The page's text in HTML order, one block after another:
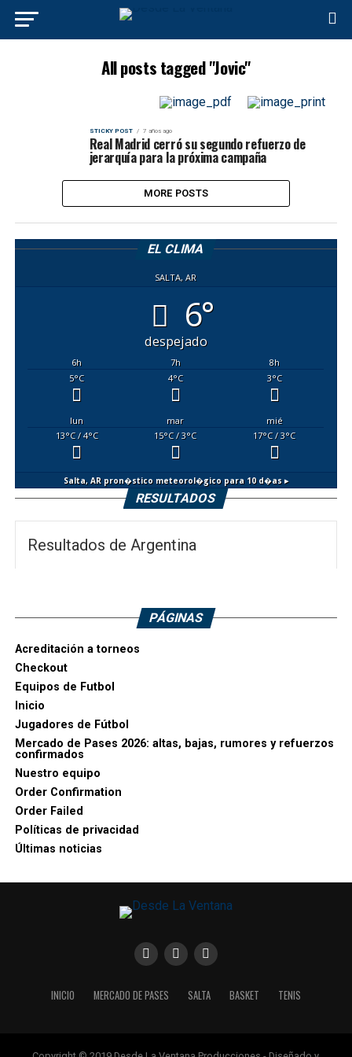
All posts tagged "Jovic"
STICKY POST 7 años ago
Real Madrid cerró su segundo refuerzo de
jerarquía para la próxima campaña
MORE POSTS
EL CLIMA
SALTA, AR
6°
despejado
6h 7h 8h
5°C 4°C 3°C
lun mar
mié
13°C/ 4°C 15°C/ 3°C 17°C/ 3°C
Salta, ARpron�stico meteorol�gico para 10 d�as ▸
RESULTADOS
Resultados de Argentina
PÁGINAS
Acreditación a torneos
Checkout
Equipos de Futbol
Inicio
Jugadores de Fútbol
Mercado de Pases 2026: altas, bajas, rumores y refuerzos
confirmados
Nuestro equipo
Order Confirmation
Order Failed
Políticas de privacidad
Últimas noticias
INICIO MERCADO DE PASES SALTA BASKET TENIS